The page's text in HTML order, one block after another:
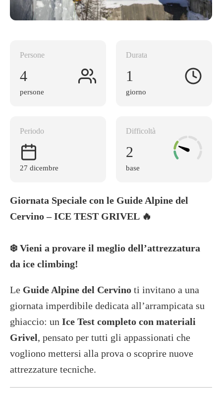
Persone
4
persone
Durata
1
giorno
Periodo
27 dicembre
Difficoltà
2
base
Giornata Speciale con le Guide Alpine del
Cervino – ICE TEST GRIVEL 🔥
❄️ Vieni a provare il meglio dell’attrezzatura
da ice climbing!
Le Guide Alpine del Cervino ti invitano a una
giornata imperdibile dedicata all’arrampicata su
ghiaccio: un Ice Test completo con materiali
Grivel, pensato per tutti gli appassionati che
vogliono mettersi alla prova o scoprire nuove
attrezzature tecniche.